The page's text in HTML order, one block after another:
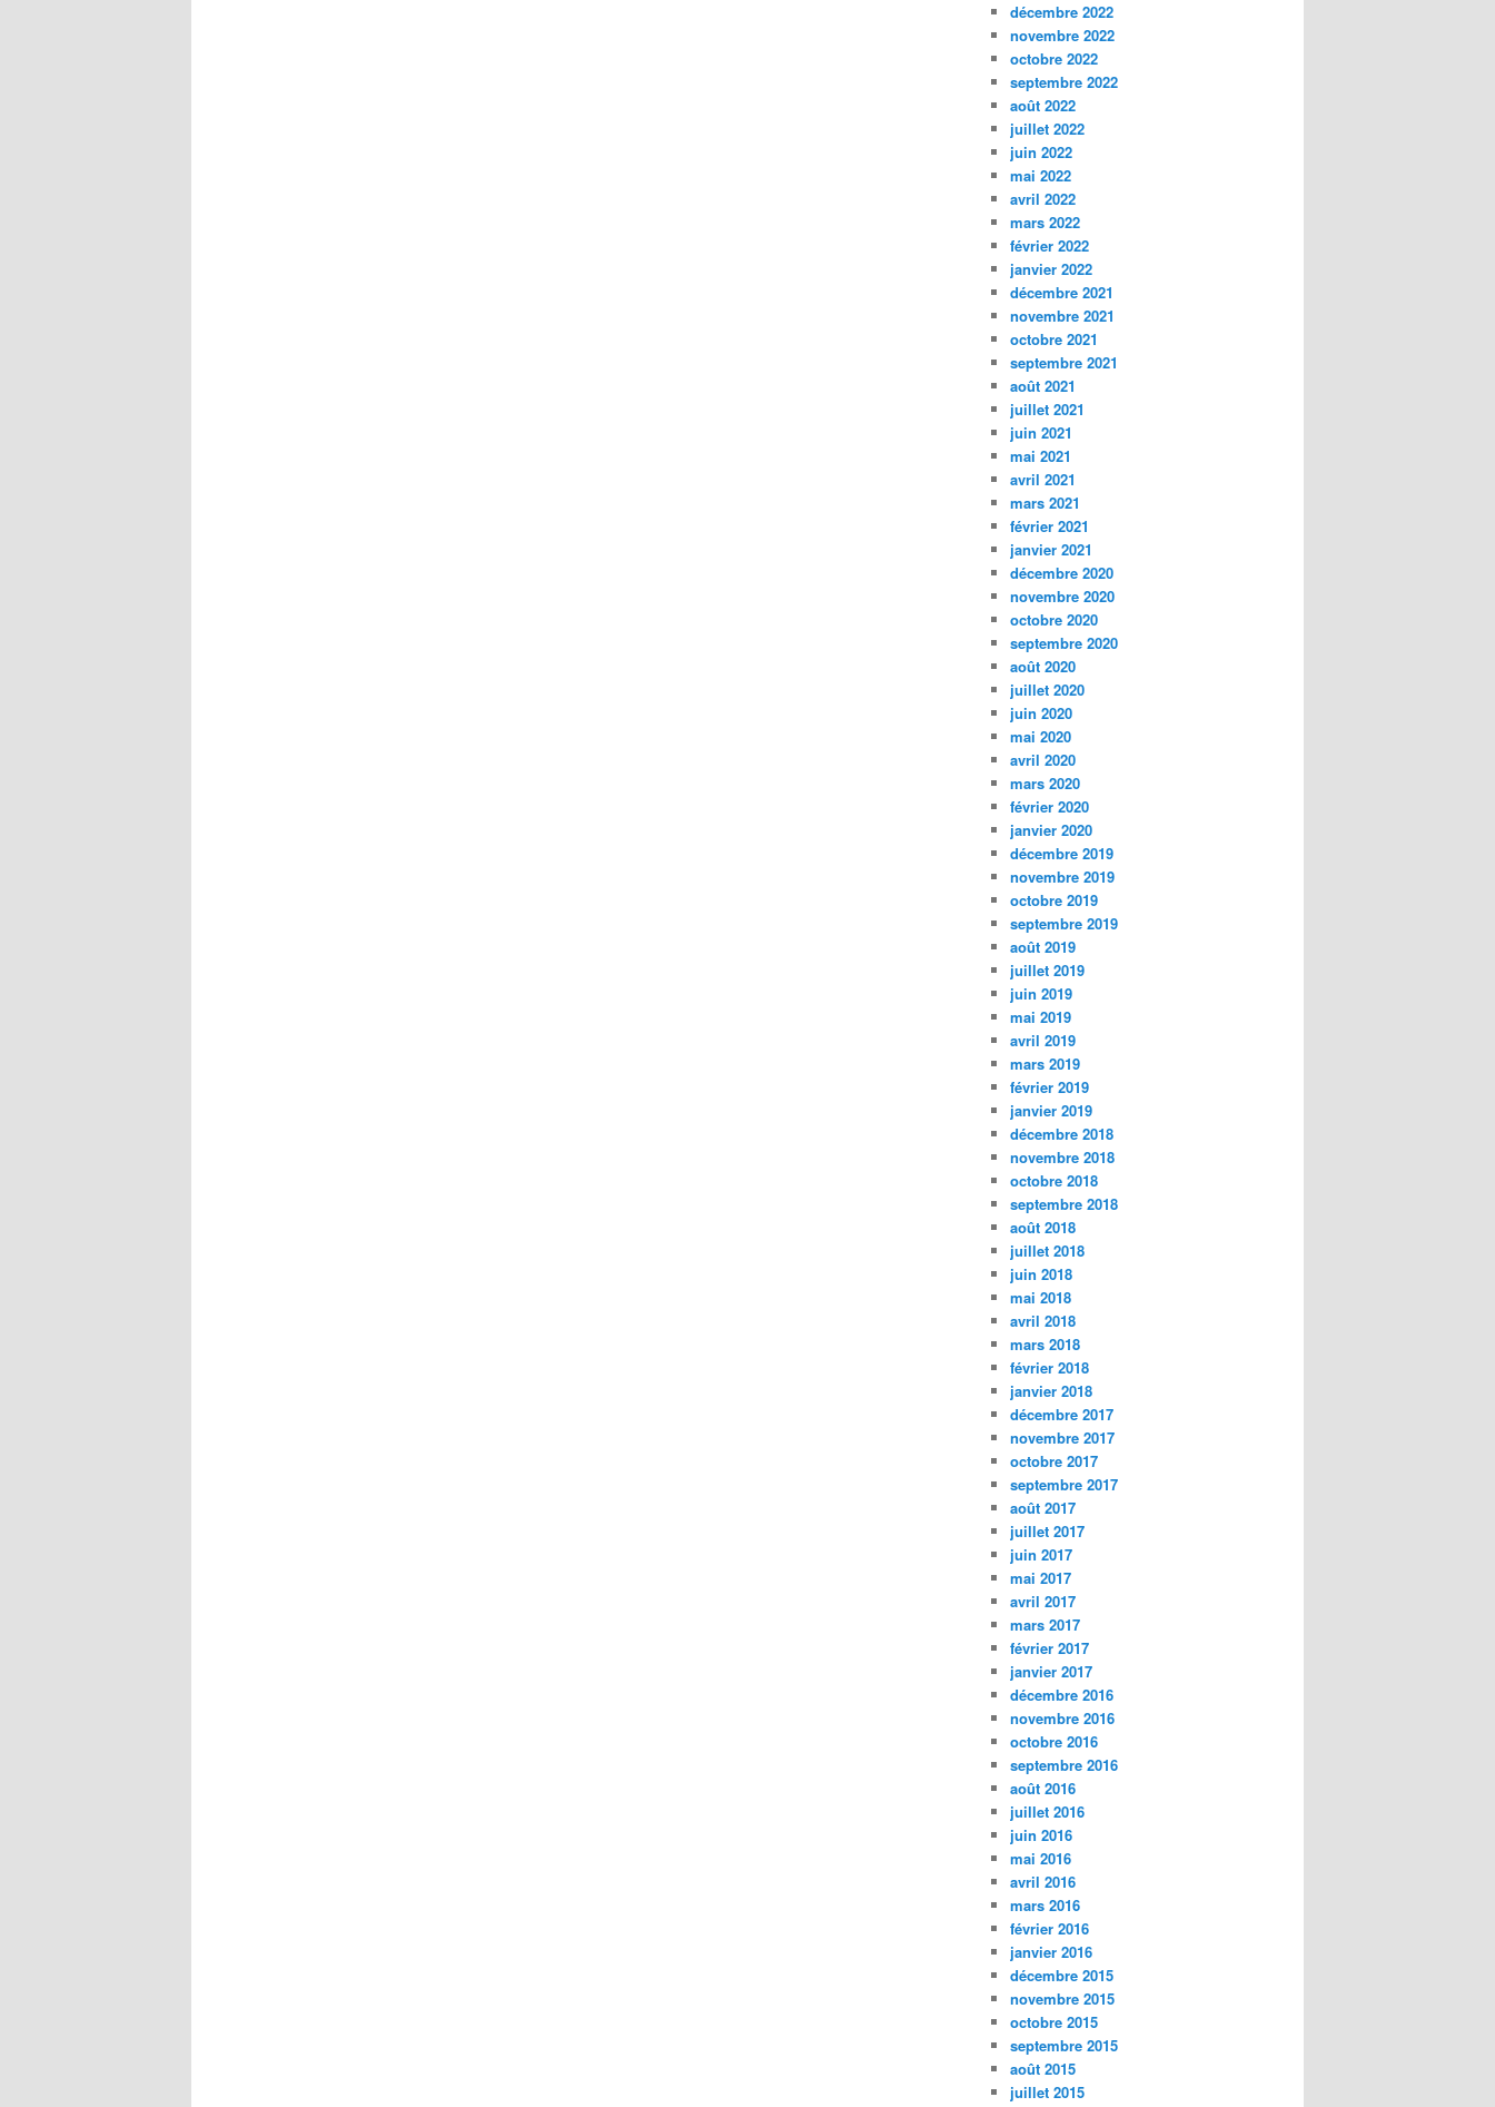
décembre 2022
novembre 2022
octobre 2022
septembre 2022
août 2022
juillet 2022
juin 2022
mai 2022
avril 2022
mars 2022
février 2022
janvier 2022
décembre 2021
novembre 2021
octobre 2021
septembre 2021
août 2021
juillet 2021
juin 2021
mai 2021
avril 2021
mars 2021
février 2021
janvier 2021
décembre 2020
novembre 2020
octobre 2020
septembre 2020
août 2020
juillet 2020
juin 2020
mai 2020
avril 2020
mars 2020
février 2020
janvier 2020
décembre 2019
novembre 2019
octobre 2019
septembre 2019
août 2019
juillet 2019
juin 2019
mai 2019
avril 2019
mars 2019
février 2019
janvier 2019
décembre 2018
novembre 2018
octobre 2018
septembre 2018
août 2018
juillet 2018
juin 2018
mai 2018
avril 2018
mars 2018
février 2018
janvier 2018
décembre 2017
novembre 2017
octobre 2017
septembre 2017
août 2017
juillet 2017
juin 2017
mai 2017
avril 2017
mars 2017
février 2017
janvier 2017
décembre 2016
novembre 2016
octobre 2016
septembre 2016
août 2016
juillet 2016
juin 2016
mai 2016
avril 2016
mars 2016
février 2016
janvier 2016
décembre 2015
novembre 2015
octobre 2015
septembre 2015
août 2015
juillet 2015